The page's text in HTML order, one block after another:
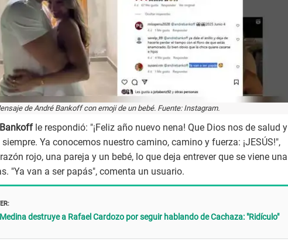
de André Bankoff con emoji de un bebé. Fuente: Instagram.
le respondió: "¡Feliz año nuevo nena! Que Dios nos de salud y
Ya conocemos nuestro camino, camino y fuerza: ¡JESÚS!",
rojo, una pareja y un bebé, lo que deja entrever que se viene una
"Ya van a ser papás", comenta un usuario.
destruye a Rafael Cardozo por seguir hablando de Cachaza: "Ridículo"